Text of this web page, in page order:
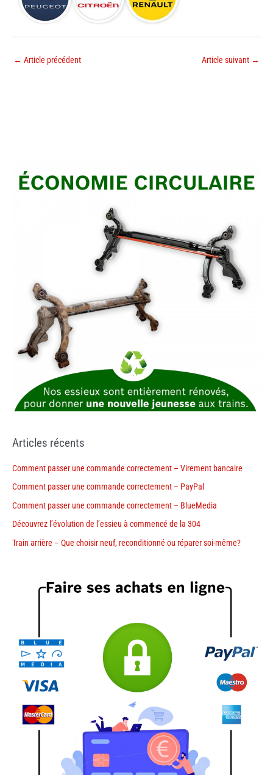
← Article précédent Article suivant →
Articles récents
Comment passer une commande correctement – Virement bancaire
Comment passer une commande correctement – PayPal
Comment passer une commande correctement – BlueMedia
Découvrez l’évolution de l’essieu à commencé de la 304
Train arrière – Que choisir neuf, reconditionné ou réparer soi-même?